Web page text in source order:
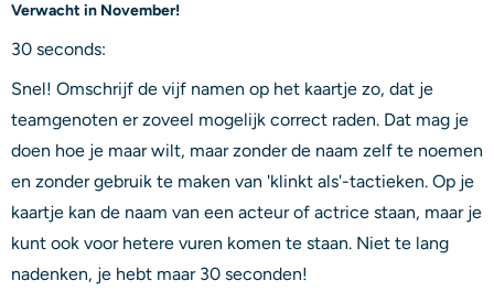
Verwacht in November!
30 seconds:
Snel! Omschrijf de vijf namen op het kaartje zo, dat je
teamgenoten er zoveel mogelijk correct raden. Dat mag je
doen hoe je maar wilt, maar zonder de naam zelf te noemen
en zonder gebruik te maken van 'klinkt als'-tactieken. Op je
kaartje kan de naam van een acteur of actrice staan, maar je
kunt ook voor hetere vuren komen te staan. Niet te lang
nadenken, je hebt maar 30 seconden!